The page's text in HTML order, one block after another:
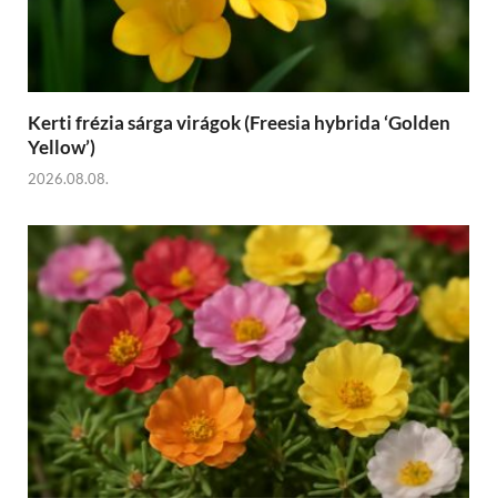
Kerti frézia sárga virágok (Freesia hybrida ‘Golden
Yellow’)
2026.08.08.